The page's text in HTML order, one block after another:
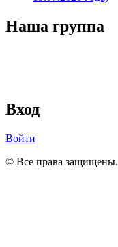
Наша группа
Вход
Войти
© Все права защищены.